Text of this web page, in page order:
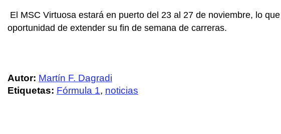
El MSC Virtuosa estará en puerto del 23 al 27 de noviembre, lo
oportunidad de extender su fin de semana de carreras.
Autor: Martín F. Dagradi
Etiquetas: Fórmula 1, noticias